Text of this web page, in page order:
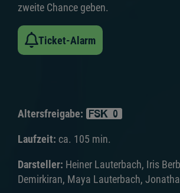
zweite Chance geben.
Ticket-Alarm
Altersfreigabe:
Laufzeit: ca. 105 min.
Darsteller: Heiner Lauterbach, Iris
Demirkiran, Maya Lauterbach,